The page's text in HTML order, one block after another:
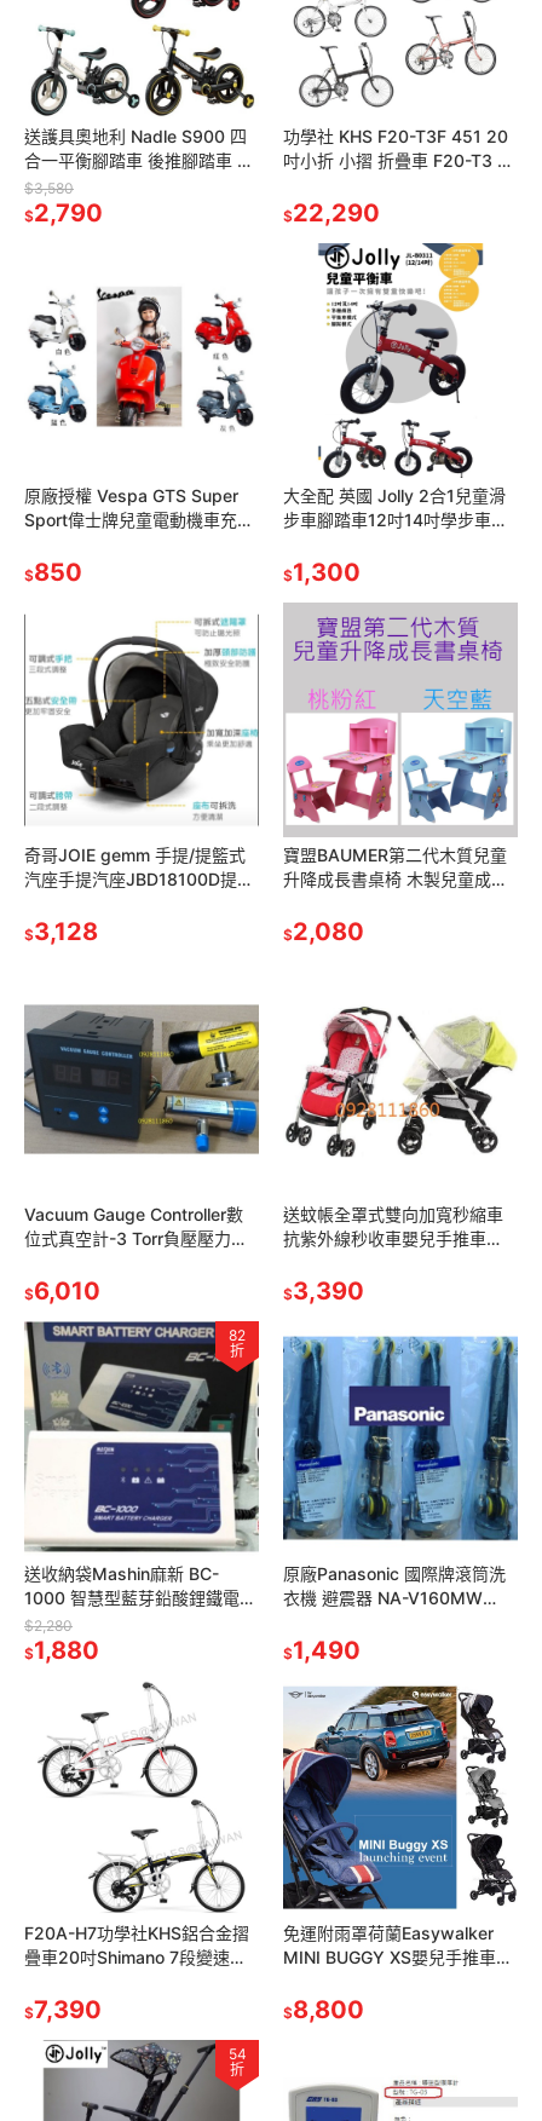
送護具奧地利 Nadle S900 四
合一平衡腳踏車 後推腳踏車 平
衡車 可折疊 學步車 滑步車 輔
助輪 滑步車 折疊
$3,580
$2,790
功學社 KHS F20-T3F 451 20
吋小折 小摺 折疊車 F20-T3 摺
車
$22,290
原廠授權 Vespa GTS Super
Sport偉士牌兒童電動機車充電
動車充電器 電池電瓶
$850
大全配 英國 Jolly 2合1兒童滑
步車腳踏車12吋14吋學步車划
行車push bike
$1,300
奇哥JOIE gemm 手提/提籃式
汽座手提汽座JBD18100D提籃
椅手提汽車座椅嬰兒汽座
$3,128
寶盟BAUMER第二代木質兒童
升降成長書桌椅 木製兒童成長
椅多功能三段調整嬰幼兒桌椅
藍色粉色
$2,080
Vacuum Gauge Controller數
位式真空計-3 Torr負壓壓力計
PROTEC
$6,010
送蚊帳全罩式雙向加寬秒縮車
抗紫外線秒收車嬰兒手推車
combiApricaGRACO
$3,390
82
折
送收納袋Mashin麻新 BC-
1000 智慧型藍芽鉛酸鋰鐵電池
SC-600鉛酸電池SC-800機車
汽車鉛酸電瓶充電機
$2,280
$1,880
原廠Panasonic 國際牌滾筒洗
衣機 避震器 NA-V160MW
洗衣機避震桿
$1,490
F20A-H7功學社KHS鋁合金摺
疊車20吋Shimano 7段變速折
友折疊車自行車
$7,390
免運附雨罩荷蘭Easywalker
MINI BUGGY XS嬰兒手推車傘
$8,800
54
折